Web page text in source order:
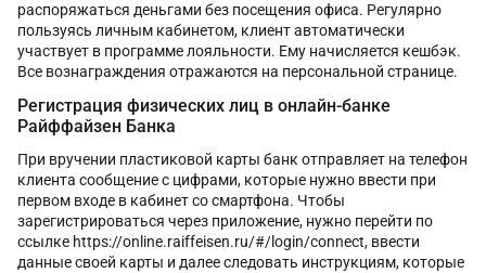
распоряжаться деньгами без посещения офиса. Регулярно
пользуясь личным кабинетом, клиент автоматически
участвует в программе лояльности. Ему начисляется кешбэк.
Все вознаграждения отражаются на персональной странице.
Регистрация физических лиц в онлайн-банке
Райффайзен Банка
При вручении пластиковой карты банк отправляет на телефон
клиента сообщение с цифрами, которые нужно ввести при
первом входе в кабинет со смартфона. Чтобы
зарегистрироваться через приложение, нужно перейти по
ссылке https://online.raiffeisen.ru/#/login/connect, ввести
данные своей карты и далее следовать инструкциям, которые